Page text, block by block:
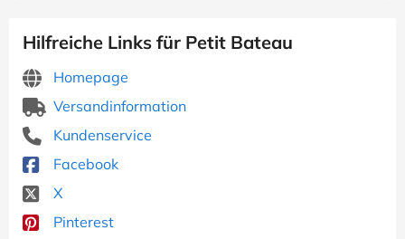
Hilfreiche Links für Petit Bateau
Homepage
Versandinformation
Kundenservice
Facebook
X
Pinterest